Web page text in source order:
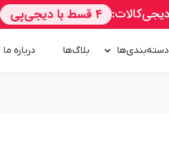
دسته‌بندی‌ها بلاگ‌ها درباره‌ ما